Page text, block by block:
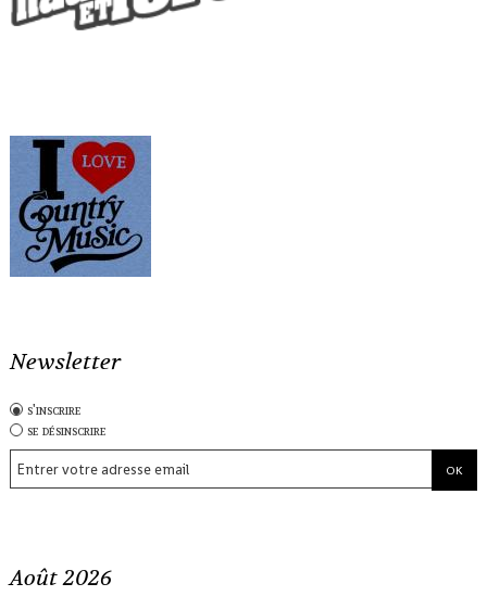
Newsletter
s'inscrire
se désinscrire
Août 2026